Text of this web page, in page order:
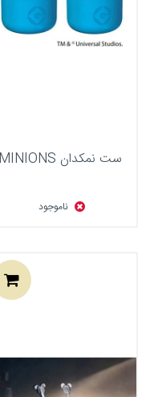
ست نمکدان MINIONS
ناموجود